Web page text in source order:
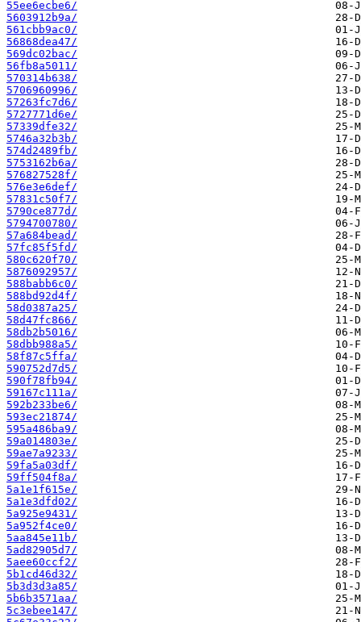
55ee6ecbe6/
5603912b9a/
561cbb9ac0/
56868dea47/
569dc02bac/
56fb8a5011/
570314b638/
5706960996/
57263fc7d6/
5727771d6e/
57339dfe32/
5746a32b3b/
574d2489fb/
5753162b6a/
576827528f/
576e3e6def/
57831c50f7/
5790ce877d/
5794700780/
57a684bead/
57fc85f5fd/
580c620f70/
5876092957/
588babb6c0/
588bd92d4f/
58d0387a25/
58d47fc866/
58db2b5016/
58dbb988a5/
58f87c5ffa/
590752d7d5/
590f78fb94/
59167c111a/
592b233be6/
593ec21874/
595a486ba9/
59a014803e/
59ae7a9233/
59fa5a03df/
59ff504f8a/
5a1e1f615e/
5a1e3dfd02/
5a925e9431/
5a952f4ce0/
5aa845e11b/
5ad82905d7/
5aee60ccf2/
5b1cd46d32/
5b3d3d3a85/
5b6b3571aa/
5c3ebee147/